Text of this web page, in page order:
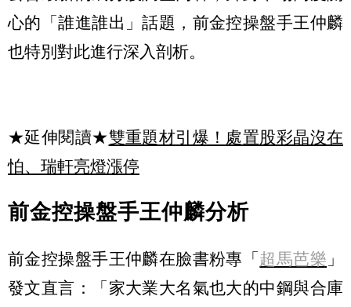
心的「誰進誰出」話題，前金控操盤手王仲麟
也特別對此進行深入剖析。
★延伸閱讀★雙重題材引爆！處置股彩晶沒在
怕、瑞軒亮燈漲停
前金控操盤手王仲麟分析
前金控操盤手王仲麟在臉書粉專「 超馬芭樂 」
發文直言：「家大業大名氣也大的中鋼與合庫